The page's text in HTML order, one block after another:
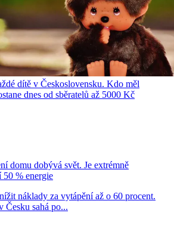
dítě v Československu. Kdo měl
dnes od sběratelů až 5000 Kč
domu dobývá svět. Je extrémně
50 % energie
náklady za vytápění až o 60 procent.
Česku sahá po...